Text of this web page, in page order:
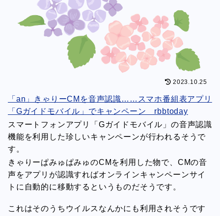
2023.10.25
「an」きゃりーCMを音声認識……スマホ番組表アプリ
「Gガイドモバイル」でキャンペーン rbbtoday
スマートフォンアプリ「Gガイドモバイル」の音声認識
機能を利用した珍しいキャンペーンが行われるそうで
す。
きゃりーぱみゅぱみゅのCMを利用した物で、CMの音
声をアプリが認識すればオンラインキャンペーンサイ
トに自動的に移動するというものだそうです。
これはそのうちウイルスなんかにも利用されそうです